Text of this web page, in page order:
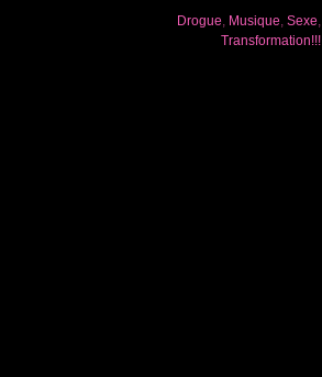
Drogue Musique Sexe
Transformation!!!